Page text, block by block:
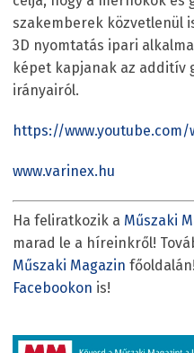
szakemberek közvetlenül
3D nyomtatás ipari
képet kapjanak az additív
irányairól.
https://www.youtube.com/
www.varinex.hu
Ha feliratkozik a Műszaki
marad le a híreinkről!
Műszaki Magazin
Facebookon is!